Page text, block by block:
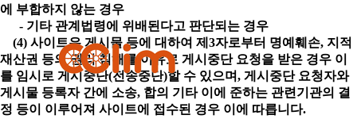
에 부합하지 않는 경우
- 기타 관계법령에 위배된다고 판단되는 경우
(4) 사이트은 게시물 등에 대하여 제3자로부터 명예훼손, 지적
재산권 등의 권리 침해를 이유로 게시중단 요청을 받은 경우 이
를 임시로 게시중단(전송중단)할 수 있으며, 게시중단 요청자와
게시물 등록자 간에 소송, 합의 기타 이에 준하는 관련기관의 결
정 등이 이루어져 사이트에 접수된 경우 이에 따릅니다.